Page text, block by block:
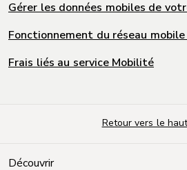
Gérer les données mobiles de
Fonctionnement du réseau
Frais liés au service Mobilité
Découvrir
Retour vers le